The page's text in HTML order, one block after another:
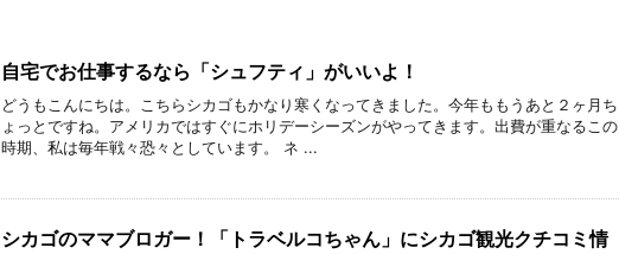
自宅でお仕事するなら「シュフティ」がいいよ！
どうもこんにちは。こちらシカゴもかなり寒くなってきました。今年ももうあと２ヶ月ち
ょっとですね。アメリカではすぐにホリデーシーズンがやってきます。出費が重なるこの
時期、私は毎年戦々恐々としています。 ネ ...
シカゴのママブロガー！「トラベルコちゃん」にシカゴ観光クチコミ情